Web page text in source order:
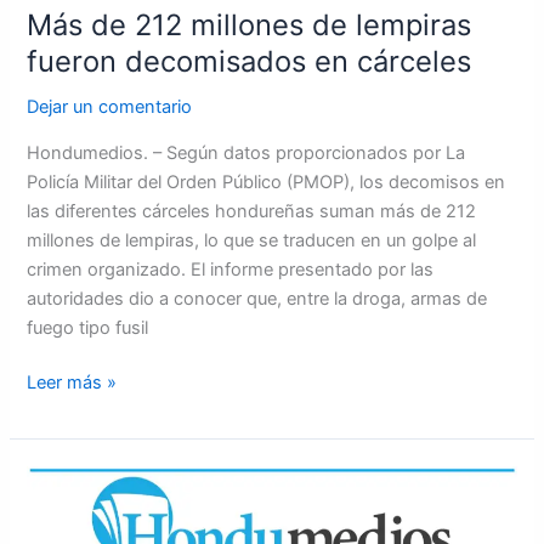
Más de 212 millones de lempiras
fueron decomisados en cárceles
Dejar un comentario
Hondumedios. – Según datos proporcionados por La
Policía Militar del Orden Público (PMOP), los decomisos en
las diferentes cárceles hondureñas suman más de 212
millones de lempiras, lo que se traducen en un golpe al
crimen organizado. El informe presentado por las
autoridades dio a conocer que, entre la droga, armas de
fuego tipo fusil
Leer más »
Portada